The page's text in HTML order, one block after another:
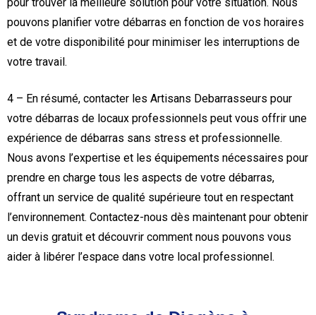
pouvons planifier votre débarras en fonction de vos horaires
et de votre disponibilité pour minimiser les interruptions de
votre travail.
4 – En résumé, contacter les Artisans Debarrasseurs pour
votre débarras de locaux professionnels peut vous offrir une
expérience de débarras sans stress et professionnelle.
Nous avons l’expertise et les équipements nécessaires pour
prendre en charge tous les aspects de votre débarras,
offrant un service de qualité supérieure tout en respectant
l’environnement. Contactez-nous dès maintenant pour obtenir
un devis gratuit et découvrir comment nous pouvons vous
aider à libérer l’espace dans votre local professionnel.